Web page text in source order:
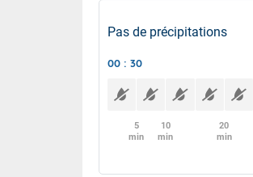
Pas de précipitations
00 : 30
5
min
10
min
20
min